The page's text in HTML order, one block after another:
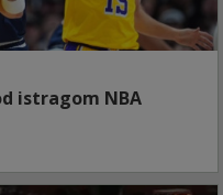
istragom NBA